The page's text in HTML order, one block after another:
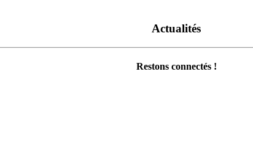
Actualités
Restons connectés !